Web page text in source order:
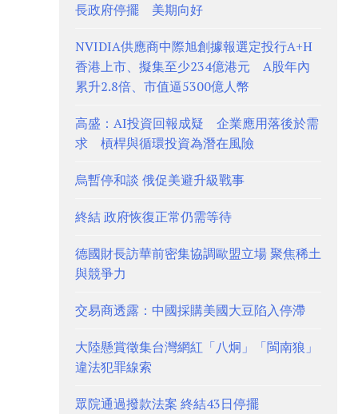
長政府停擺 美期向好
NVIDIA供應商中際旭創據報選定投行A+H
香港上市、擬集至少234億港元 A股年內
累升2.8倍、市值逼5300億人幣
高盛：AI投資回報成疑 企業應用落後於需
求 槓桿與循環投資為潛在風險
烏暫停和談 俄促美避升級戰事
終結 政府恢復正常仍需等待
德國財長訪華前密集協調歐盟立場 聚焦稀土
與競爭力
交易商透露：中國採購美國大豆陷入停滯
大陸懸賞徵集台灣網紅「八炯」「閩南狼」
違法犯罪線索
眾院通過撥款法案 終結43日停擺